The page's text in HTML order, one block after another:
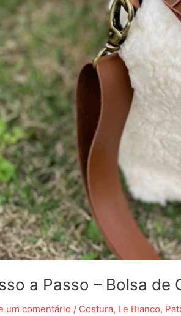
a Passo – Bolsa de
um comentário / Costura, Le Bianco,